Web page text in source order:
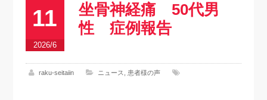
11
2026/6
坐骨神経痛 50代男
性 症例報告
raku-seitaiin ニュース 患者様の声